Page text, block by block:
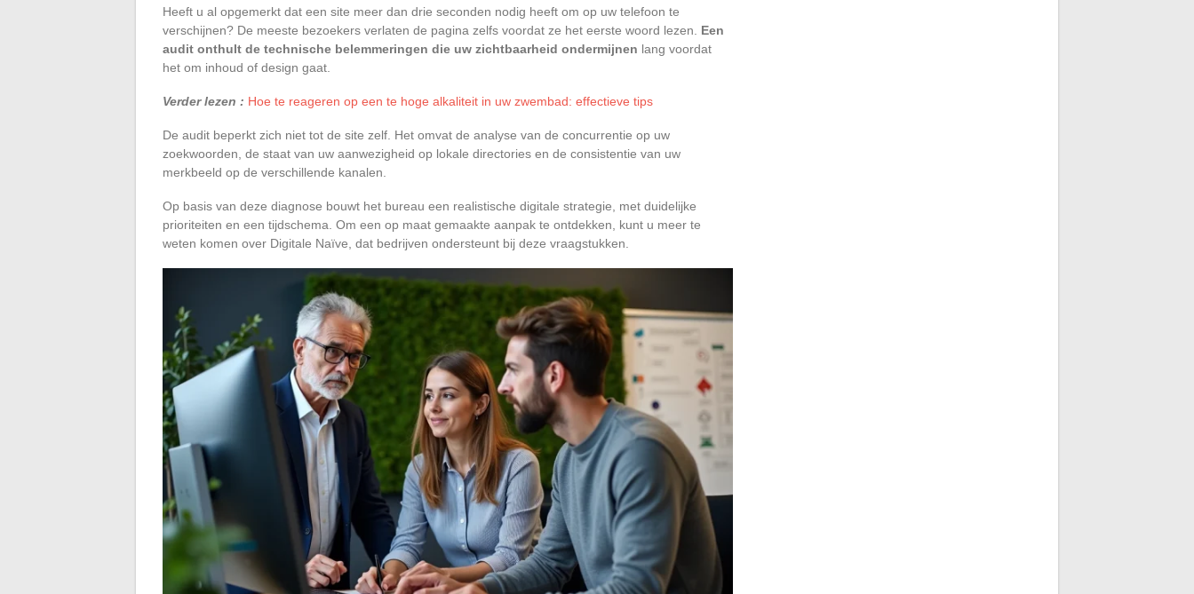
Heeft u al opgemerkt dat een site meer dan drie seconden nodig heeft om op uw telefoon te
verschijnen? De meeste bezoekers verlaten de pagina zelfs voordat ze het eerste woord lezen. Een
audit onthult de technische belemmeringen die uw zichtbaarheid ondermijnen lang voordat
het om inhoud of design gaat.
Verder lezen : Hoe te reageren op een te hoge alkaliteit in uw zwembad: effectieve tips
De audit beperkt zich niet tot de site zelf. Het omvat de analyse van de concurrentie op uw
zoekwoorden, de staat van uw aanwezigheid op lokale directories en de consistentie van uw
merkbeeld op de verschillende kanalen.
Op basis van deze diagnose bouwt het bureau een realistische digitale strategie, met duidelijke
prioriteiten en een tijdschema. Om een op maat gemaakte aanpak te ontdekken, kunt u meer te
weten komen over Digitale Naïve, dat bedrijven ondersteunt bij deze vraagstukken.